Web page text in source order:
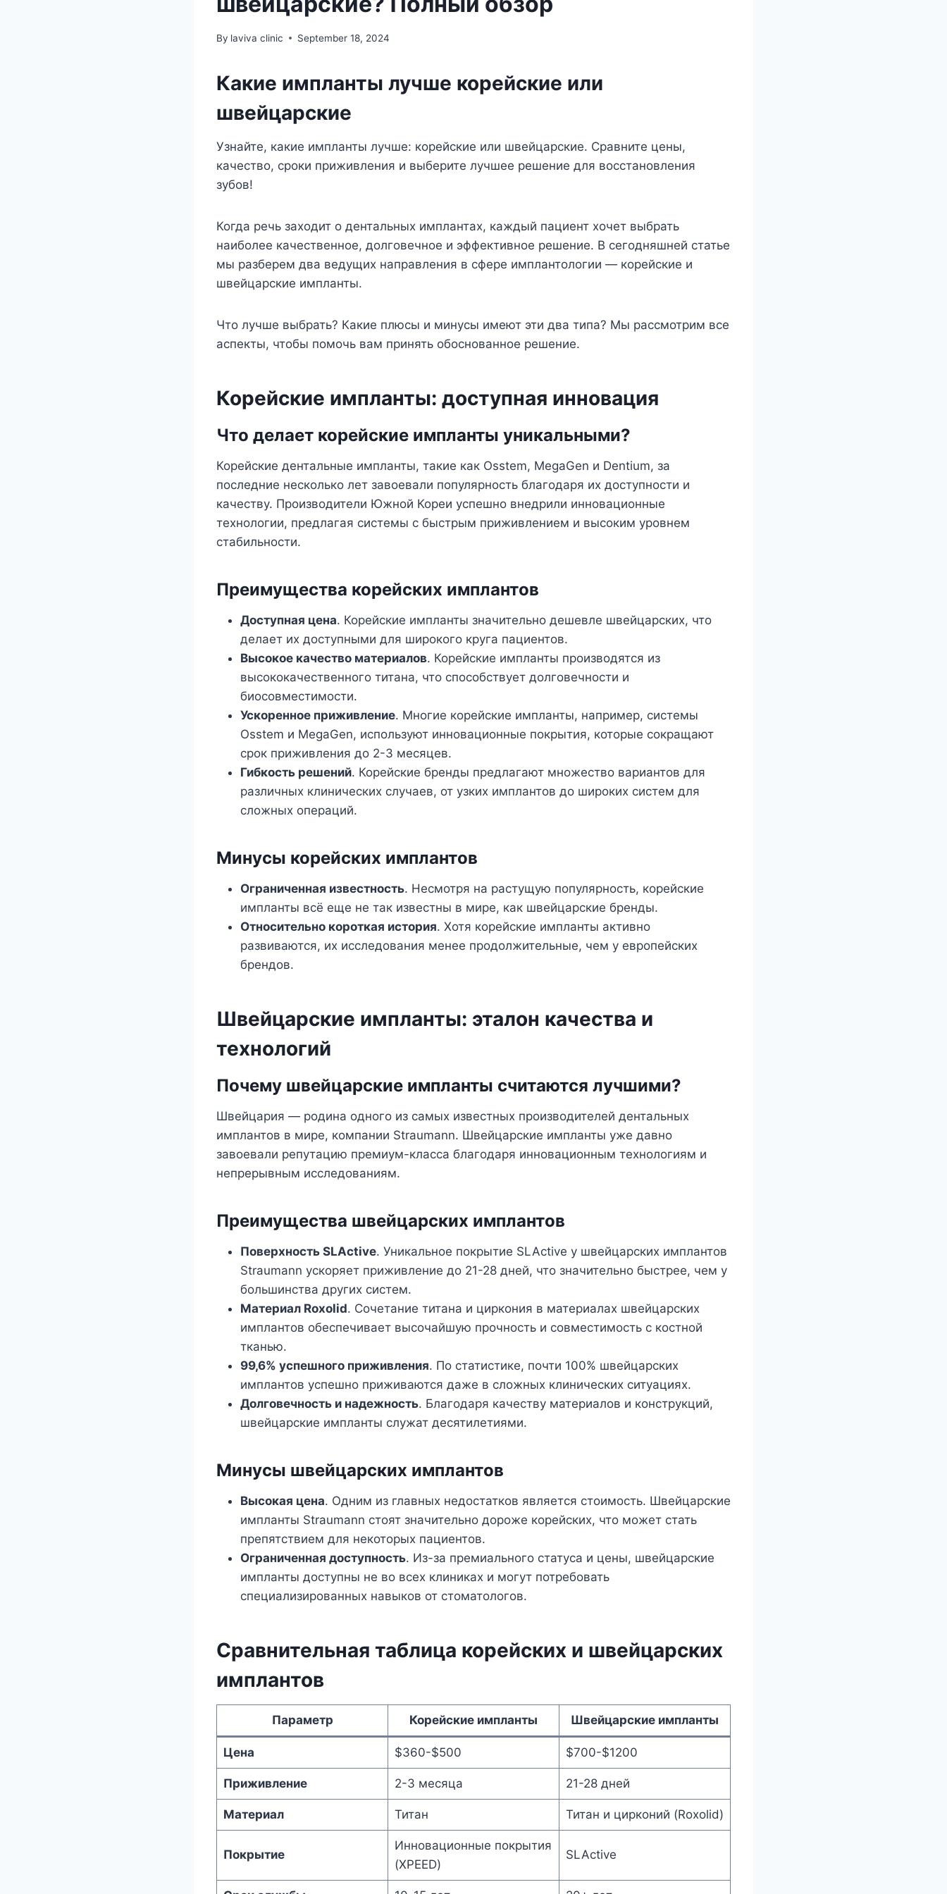
By laviva clinic September 18, 2024
Какие импланты лучше корейские или
швейцарские
Узнайте, какие импланты лучше: корейские или швейцарские. Сравните цены,
качество, сроки приживления и выберите лучшее решение для восстановления
зубов!
Когда речь заходит о дентальных имплантах, каждый пациент хочет выбрать
наиболее качественное, долговечное и эффективное решение. В сегодняшней статье
мы разберем два ведущих направления в сфере имплантологии — корейские и
швейцарские импланты.
Что лучше выбрать? Какие плюсы и минусы имеют эти два типа? Мы рассмотрим все
аспекты, чтобы помочь вам принять обоснованное решение.
Корейские импланты: доступная инновация
Что делает корейские импланты уникальными?
Корейские дентальные импланты, такие как Osstem, MegaGen и Dentium, за
последние несколько лет завоевали популярность благодаря их доступности и
качеству. Производители Южной Кореи успешно внедрили инновационные
технологии, предлагая системы с быстрым приживлением и высоким уровнем
стабильности.
Преимущества корейских имплантов
Доступная цена. Корейские импланты значительно дешевле швейцарских, что
делает их доступными для широкого круга пациентов.
Высокое качество материалов. Корейские импланты производятся из
высококачественного титана, что способствует долговечности и
биосовместимости.
Ускоренное приживление. Многие корейские импланты, например, системы
Osstem и MegaGen, используют инновационные покрытия, которые сокращают
срок приживления до 2-3 месяцев.
Гибкость решений. Корейские бренды предлагают множество вариантов для
различных клинических случаев, от узких имплантов до широких систем для
сложных операций.
Минусы корейских имплантов
Ограниченная известность. Несмотря на растущую популярность, корейские
импланты всё еще не так известны в мире, как швейцарские бренды.
Относительно короткая история. Хотя корейские импланты активно
развиваются, их исследования менее продолжительные, чем у европейских
брендов.
Швейцарские импланты: эталон качества и
технологий
Почему швейцарские импланты считаются лучшими?
Швейцария — родина одного из самых известных производителей дентальных
имплантов в мире, компании Straumann. Швейцарские импланты уже давно
завоевали репутацию премиум-класса благодаря инновационным технологиям и
непрерывным исследованиям.
Преимущества швейцарских имплантов
Поверхность SLActive. Уникальное покрытие SLActive у швейцарских имплантов
Straumann ускоряет приживление до 21-28 дней, что значительно быстрее, чем у
большинства других систем.
Материал Roxolid. Сочетание титана и циркония в материалах швейцарских
имплантов обеспечивает высочайшую прочность и совместимость с костной
тканью.
99,6% успешного приживления. По статистике, почти 100% швейцарских
имплантов успешно приживаются даже в сложных клинических ситуациях.
Долговечность и надежность. Благодаря качеству материалов и конструкций,
швейцарские импланты служат десятилетиями.
Минусы швейцарских имплантов
Высокая цена. Одним из главных недостатков является стоимость. Швейцарские
импланты Straumann стоят значительно дороже корейских, что может стать
препятствием для некоторых пациентов.
Ограниченная доступность. Из-за премиального статуса и цены, швейцарские
импланты доступны не во всех клиниках и могут потребовать
специализированных навыков от стоматологов.
Сравнительная таблица корейских и швейцарских
имплантов
Параметр Корейские импланты Швейцарские импланты
Цена $360-$500 $700-$1200
Приживление 2-3 месяца 21-28 дней
Материал Титан Титан и цирконий (Roxolid)
Покрытие
Инновационные покрытия
(XPEED)
SLActive